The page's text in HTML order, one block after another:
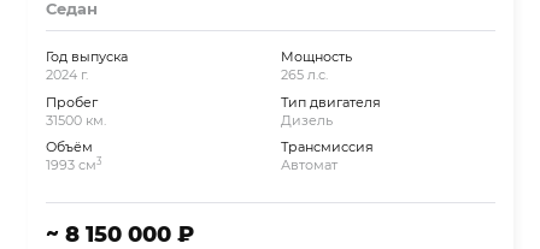
Седан
Год выпуска
2024 г.
Пробег
31500 км.
Объём
1993 см3
Мощность
265 л.с.
Тип двигателя
Дизель
Трансмиссия
Автомат
~ 8 150 000 ₽